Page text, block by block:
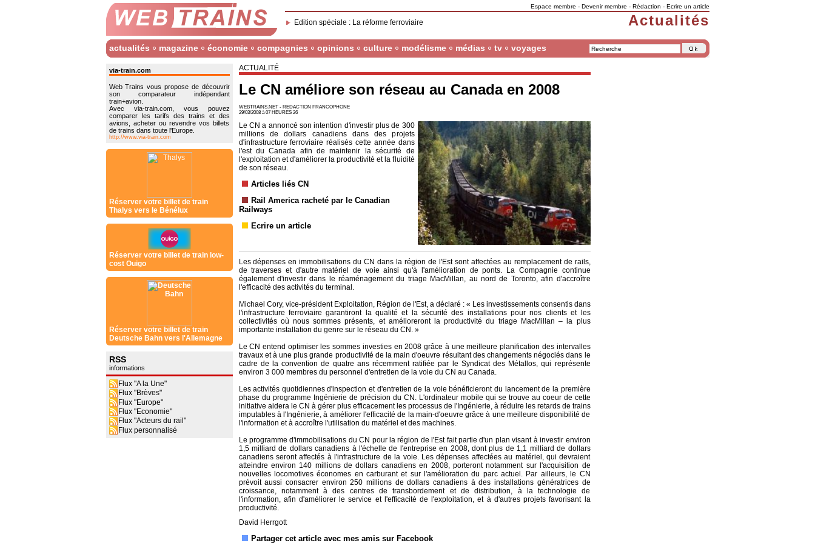
Espace membre - Devenir membre - Rédaction - Ecrire un article
Edition spéciale : La réforme ferroviaire Actualités
actualités magazine économie compagnies opinions culture modélisme médias tv voyages
via-train.com
Web Trains vous propose de découvrir
son comparateur indépendant
train+avion.
Avec via-train.com, vous pouvez
comparer les tarifs des trains et des
avions, acheter ou revendre vos billets
de trains dans toute l'Europe.
http://www.via-train.com
Réserver votre billet de train
Thalys vers le Bénélux
Réserver votre billet de train low-
cost Ouigo
Réserver votre billet de train
Deutsche Bahn vers l'Allemagne
RSS
informations
Flux "A la Une"
Flux "Brèves"
Flux "Europe"
Flux "Economie"
Flux "Acteurs du rail"
Flux personnalisé
ACTUALITÉ
Le CN améliore son réseau au Canada en 2008
WEBTRAINS.NET - REDACTION FRANCOPHONE
29/03/2008 à 07 HEURES 26
Le CN a annoncé son intention d'investir plus de 300
millions de dollars canadiens dans des projets
d'infrastructure ferroviaire réalisés cette année dans
l'est du Canada afin de maintenir la sécurité de
l'exploitation et d'améliorer la productivité et la fluidité
de son réseau.
Articles liés CN
Rail America racheté par le Canadian
Railways
Ecrire un article
Les dépenses en immobilisations du CN dans la région de l'Est sont affectées au remplacement de rails,
de traverses et d'autre matériel de voie ainsi qu'à l'amélioration de ponts. La Compagnie continue
également d'investir dans le réaménagement du triage MacMillan, au nord de Toronto, afin d'accroître
l'efficacité des activités du terminal.
Michael Cory, vice-président Exploitation, Région de l'Est, a déclaré : « Les investissements consentis dans
l'infrastructure ferroviaire garantiront la qualité et la sécurité des installations pour nos clients et les
collectivités où nous sommes présents, et amélioreront la productivité du triage MacMillan – la plus
importante installation du genre sur le réseau du CN. »
Le CN entend optimiser les sommes investies en 2008 grâce à une meilleure planification des intervalles
travaux et à une plus grande productivité de la main d'oeuvre résultant des changements négociés dans le
cadre de la convention de quatre ans récemment ratifiée par le Syndicat des Métallos, qui représente
environ 3 000 membres du personnel d'entretien de la voie du CN au Canada.
Les activités quotidiennes d'inspection et d'entretien de la voie bénéficieront du lancement de la première
phase du programme Ingénierie de précision du CN. L'ordinateur mobile qui se trouve au coeur de cette
initiative aidera le CN à gérer plus efficacement les processus de l'Ingénierie, à réduire les retards de trains
imputables à l'Ingénierie, à améliorer l'efficacité de la main-d'oeuvre grâce à une meilleure disponibilité de
l'information et à accroître l'utilisation du matériel et des machines.
Le programme d'immobilisations du CN pour la région de l'Est fait partie d'un plan visant à investir environ
1,5 milliard de dollars canadiens à l'échelle de l'entreprise en 2008, dont plus de 1,1 milliard de dollars
canadiens seront affectés à l'infrastructure de la voie. Les dépenses affectées au matériel, qui devraient
atteindre environ 140 millions de dollars canadiens en 2008, porteront notamment sur l'acquisition de
nouvelles locomotives économes en carburant et sur l'amélioration du parc actuel. Par ailleurs, le CN
prévoit aussi consacrer environ 250 millions de dollars canadiens à des installations génératrices de
croissance, notamment à des centres de transbordement et de distribution, à la technologie de
l'information, afin d'améliorer le service et l'efficacité de l'exploitation, et à d'autres projets favorisant la
productivité.
David Herrgott
Partager cet article avec mes amis sur Facebook